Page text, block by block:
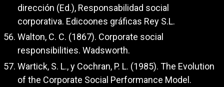
dirección (Ed.), Responsabilidad social
corporativa. Edicoones gráficas Rey S.L.
Walton, C. C. (1867). Corporate social
responsibilities. Wadsworth.
Wartick, S. L., y Cochran, P. L. (1985). The Evolution
of the Corporate Social Performance Model.